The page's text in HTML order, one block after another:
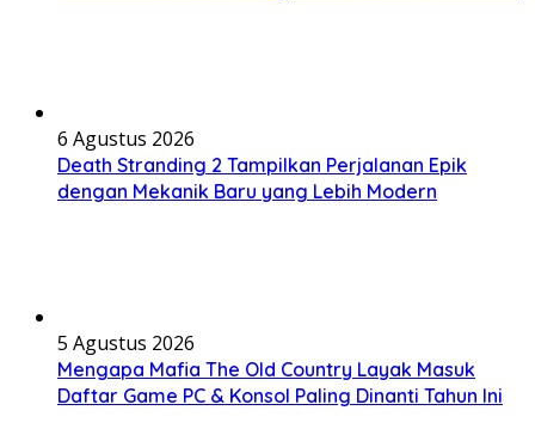
6 Agustus 2026
Death Stranding 2 Tampilkan Perjalanan Epik
dengan Mekanik Baru yang Lebih Modern
5 Agustus 2026
Mengapa Mafia The Old Country Layak Masuk
Daftar Game PC & Konsol Paling Dinanti Tahun Ini